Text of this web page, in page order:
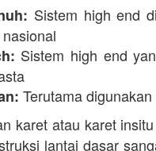
Sistem high end
Sistem high end
Terutama
karet atau karet
lantai dasar